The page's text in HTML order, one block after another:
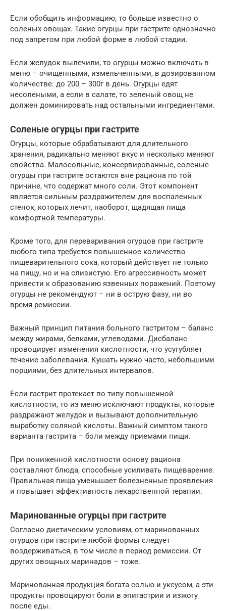
Если обобщить информацию, то больше известно о
соленых овощах. Такие огурцы при гастрите однозначно
под запретом при любой форме в любой стадии.
Если желудок вылечили, то огурцы можно включать в
меню – очищенными, измельченными, в дозированном
количестве: до 200 – 300г в день. Огурцы едят
несолеными, а если в салате, то зеленый овощ не
должен доминировать над остальными ингредиентами.
Соленые огурцы при гастрите
Огурцы, которые обрабатывают для длительного
хранения, радикально меняют вкус и несколько меняют
свойства. Малосольные, консервированные, соленые
огурцы при гастрите остаются вне рациона по той
причине, что содержат много соли. Этот компонент
является сильным раздражителем для воспаленных
стенок, которых лечит, наоборот, щадящая пища
комфортной температуры.
Кроме того, для переваривания огурцов при гастрите
любого типа требуется повышенное количество
пищеварительного сока, который действует не только
на пищу, но и на слизистую. Его агрессивность может
привести к образованию язвенных поражений. Поэтому
огурцы не рекомендуют – ни в острую фазу, ни во
время ремиссии.
Важный принцип питания больного гастритом – баланс
между жирами, белками, углеводами. Дисбаланс
провоцирует изменения кислотности, что усугубляет
течение заболевания. Кушать нужно часто, небольшими
порциями, без длительных интервалов.
Если гастрит протекает по типу повышенной
кислотности, то из меню исключают продукты, которые
раздражают желудок и вызывают дополнительную
выработку соляной кислоты. Важный симптом такого
варианта гастрита – боли между приемами пищи.
При пониженной кислотности основу рациона
составляют блюда, способные усиливать пищеварение.
Правильная пища уменьшает болезненные проявления
и повышает эффективность лекарственной терапии.
Маринованные огурцы при гастрите
Согласно диетическим условиям, от маринованных
огурцов при гастрите любой формы следует
воздерживаться, в том числе в период ремиссии. От
других овощных маринадов – тоже.
Маринованная продукция богата солью и уксусом, а эти
продукты провоцируют боли в эпигастрии и изжогу
после еды.